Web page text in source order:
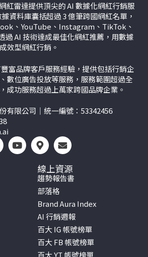
紅雷達提供頂尖的 AI 數據化網紅行銷服
資料庫囊括超過 3 億筆跨國網紅名單，
、YouTube、Instagram、TikTok、
過 AI 技術達成最佳化網紅推薦，用數據
效型網紅行銷。
富品牌客戶服務經驗，提供包括行銷企
數位廣告投放等服務，服務範圍超過全
成功服務超過上萬家跨國品牌企業。
有限公司｜統一編號：53342456
線上資源
趨勢報告書
部落格
Brand Aura Index
AI 行銷週報
百大 IG 帳號榜單
百大 FB 帳號榜單